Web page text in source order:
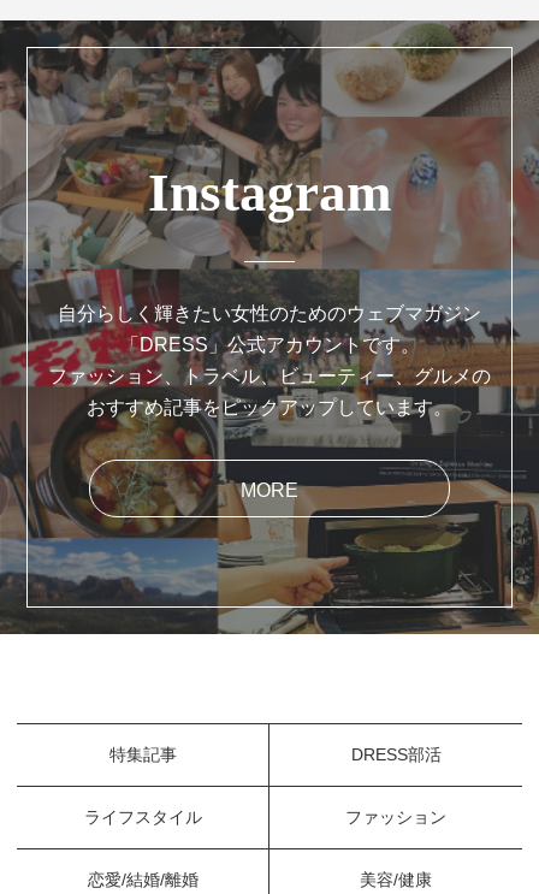
Instagram
自分らしく輝きたい女性のためのウェブマガジン
「DRESS」公式アカウントです。
ファッション、トラベル、ビューティー、グルメの
おすすめ記事をピックアップしています。
MORE
特集記事 DRESS部活
ライフスタイル ファッション
恋愛/結婚/離婚 美容/健康